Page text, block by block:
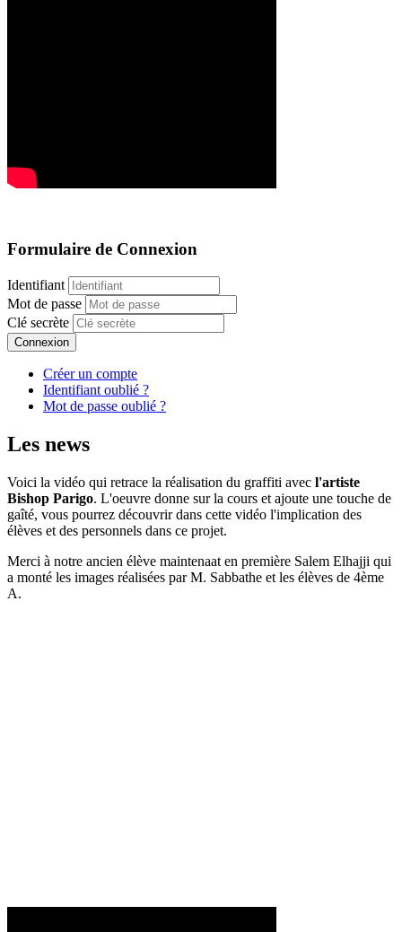
Formulaire de Connexion
Identifiant
Mot de passe
Clé secrète
Connexion
Créer un compte
Identifiant oublié ?
Mot de passe oublié ?
Les news
Voici la vidéo qui retrace la réalisation du graffiti avec l'artiste
Bishop Parigo. L'oeuvre donne sur la cours et ajoute une touche de
gaîté, vous pourrez découvrir dans cette vidéo l'implication des
élèves et des personnels dans ce projet.
Merci à notre ancien élève maintenaat en première Salem Elhajji qui
a monté les images réalisées par M. Sabbathe et les élèves de 4ème
A.